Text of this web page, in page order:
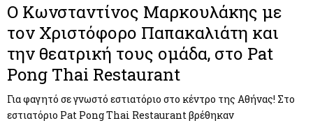
Ο Κωνσταντίνος Μαρκουλάκης με
τον Χριστόφορο Παπακαλιάτη και
την θεατρική τους ομάδα, στο Pat
Pong Thai Restaurant
Για φαγητό σε γνωστό εστιατόριο στο κέντρο της Αθήνας! Στο
εστιατόριο Pat Pong Thai Restaurant βρέθηκαν